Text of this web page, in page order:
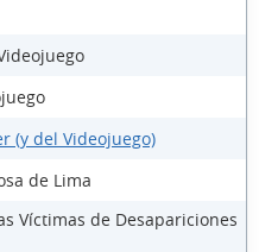
(y del Videojuego)
de Lima
Víctimas de Desapariciones